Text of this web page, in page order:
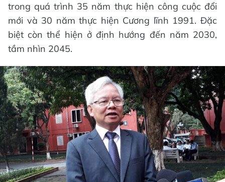
trong quá trình 35 năm thực hiện công cuộc đổi
mới và 30 năm thực hiện Cương lĩnh 1991. Đặc
biệt còn thể hiện ở định hướng đến năm 2030,
tầm nhìn 2045.